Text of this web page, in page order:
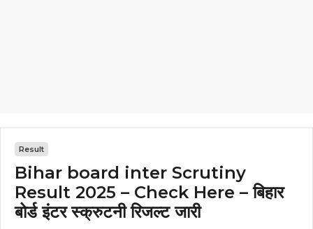
Result
Bihar board inter Scrutiny
Result 2025 – Check Here – बिहार
बोर्ड इंटर स्क्रुटनी रिजल्ट जारी